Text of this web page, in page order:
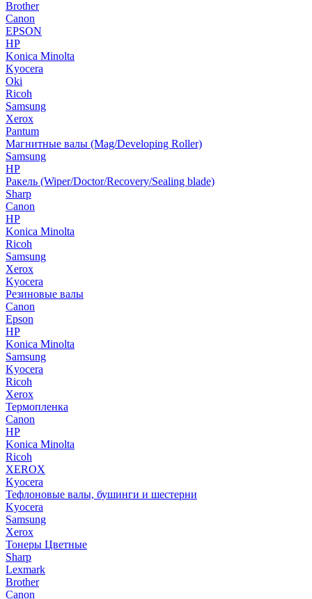
Brother
Canon
EPSON
HP
Konica Minolta
Kyocera
Oki
Ricoh
Samsung
Xerox
Pantum
Магнитные валы (Mag/Developing Roller)
Samsung
HP
Ракель (Wiper/Doctor/Recovery/Sealing blade)
Sharp
Canon
HP
Konica Minolta
Ricoh
Samsung
Xerox
Kyocera
Резиновые валы
Canon
Epson
HP
Konica Minolta
Samsung
Kyocera
Ricoh
Xerox
Термопленка
Canon
HP
Konica Minolta
Ricoh
XEROX
Kyocera
Тефлоновые валы, бушинги и шестерни
Kyocera
Samsung
Xerox
Тонеры Цветные
Sharp
Lexmark
Brother
Canon